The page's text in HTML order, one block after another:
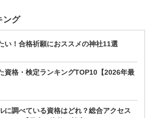
ング
い！合格祈願におススメの神社11選
資格・検定ランキングTOP10【2026年最
に調べている資格はどれ？総合アクセス